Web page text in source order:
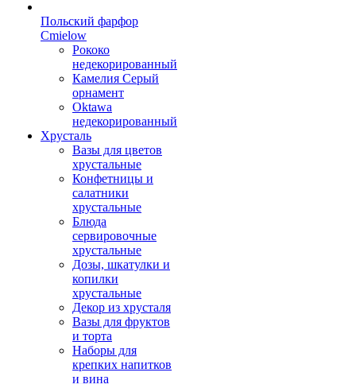
Польский фарфор
Сmielow
Рококо
недекорированный
Камелия Серый
орнамент
Oktawa
недекорированный
Хрусталь
Вазы для цветов
хрустальные
Конфетницы и
салатники
хрустальные
Блюда
сервировочные
хрустальные
Дозы, шкатулки и
копилки
хрустальные
Декор из хрусталя
Вазы для фруктов
и торта
Наборы для
крепких напитков
и вина